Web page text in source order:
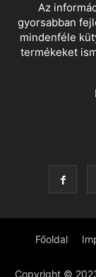
Az
gyorsabban
mindenféle
termékeket
Főoldal
Copyright ©